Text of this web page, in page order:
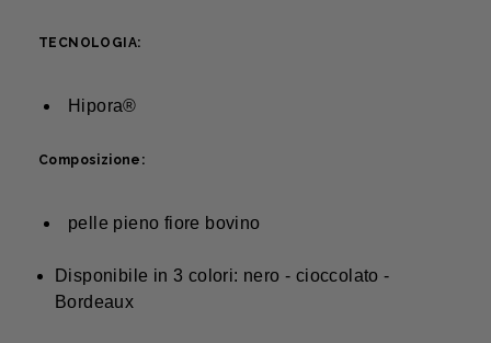
TECNOLOGIA:
Hipora®
Composizione:
pelle pieno fiore bovino
Disponibile in 3 colori: nero - cioccolato -
Bordeaux